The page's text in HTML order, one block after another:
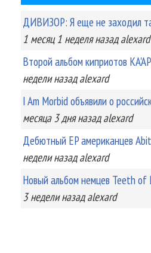
ДИВИЗОР: Я еще не заходил
1 месяц 1 неделяназад alexard
Второй альбом киприотов
неделиназад alexard
I Am Morbid объявили о
месяца 3 дняназад alexard
Дебютный EP американцев
неделиназад alexard
Новый альбом немцев Teeth of
3 неделиназад alexard